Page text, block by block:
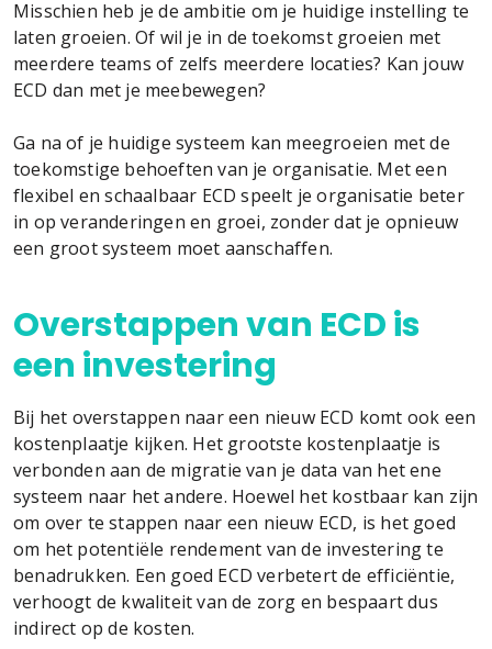
Misschien heb je de ambitie om je huidige instelling te
laten groeien. Of wil je in de toekomst groeien met
meerdere teams of zelfs meerdere locaties? Kan jouw
ECD dan met je meebewegen?
Ga na of je huidige systeem kan meegroeien met de
toekomstige behoeften van je organisatie. Met een
flexibel en schaalbaar ECD speelt je organisatie beter
in op veranderingen en groei, zonder dat je opnieuw
een groot systeem moet aanschaffen.
Overstappen van ECD is
een investering
Bij het overstappen naar een nieuw ECD komt ook een
kostenplaatje kijken. Het grootste kostenplaatje is
verbonden aan de migratie van je data van het ene
systeem naar het andere. Hoewel het kostbaar kan zijn
om over te stappen naar een nieuw ECD, is het goed
om het potentiële rendement van de investering te
benadrukken. Een goed ECD verbetert de efficiëntie,
verhoogt de kwaliteit van de zorg en bespaart dus
indirect op de kosten.